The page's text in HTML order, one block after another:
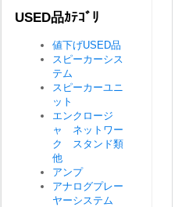
USED品ｶﾃｺﾞﾘ
値下げUSED品
スピーカーシス
テム
スピーカーユニ
ット
エンクロージ
ャ ネットワー
ク スタンド類
他
アンプ
アナログプレー
ヤーシステム